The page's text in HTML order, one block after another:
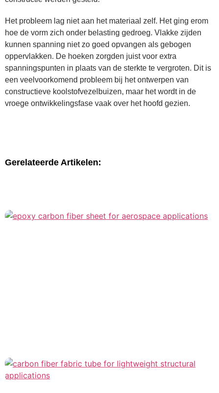
Het probleem lag niet aan het materiaal zelf. Het ging erom
hoe de vorm zich onder belasting gedroeg. Vlakke zijden
kunnen spanning niet zo goed opvangen als gebogen
oppervlakken. De hoeken zorgden juist voor extra
spanningspunten in plaats van de sterkte te vergroten. Dit is
een veelvoorkomend probleem bij het ontwerpen van
constructieve koolstofvezelbuizen, maar het wordt in de
vroege ontwikkelingsfase vaak over het hoofd gezien.
Gerelateerde Artikelen: